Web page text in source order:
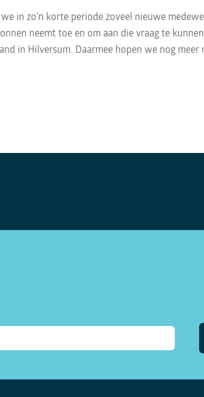
in zo’n korte periode zoveel nieuwe
neemt toe en om aan die vraag te
in Hilversum. Daarmee hopen we nog meer